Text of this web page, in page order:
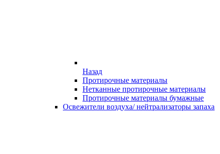
Назад
Протирочные материалы
Нетканные протирочные материалы
Протирочные материалы бумажные
Освежители воздуха/ нейтрализаторы запаха